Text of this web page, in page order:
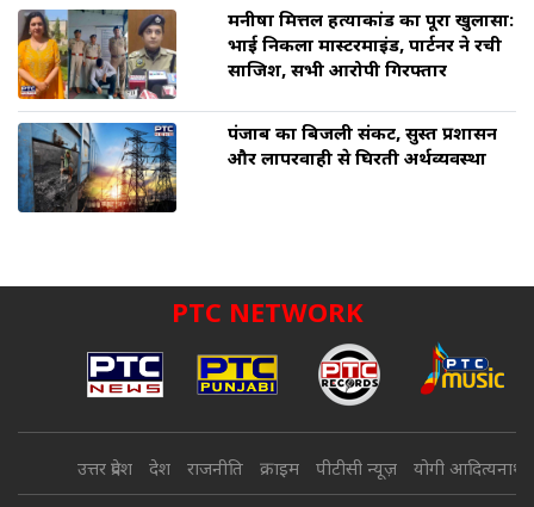
मनीषा मित्तल हत्याकांड का पूरा खुलासा:
भाई निकला मास्टरमाइंड, पार्टनर ने रची
साजिश, सभी आरोपी गिरफ्तार
पंजाब का बिजली संकट, सुस्त प्रशासन
और लापरवाही से घिरती अर्थव्यवस्था
PTC NETWORK
उत्तर प्रदेश देश राजनीति क्राइम पीटीसी न्यूज़ योगी आदित्यनाथ